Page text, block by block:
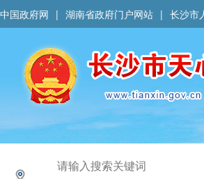
中国政府网 | 湖南省政府门户网站 | 长沙市